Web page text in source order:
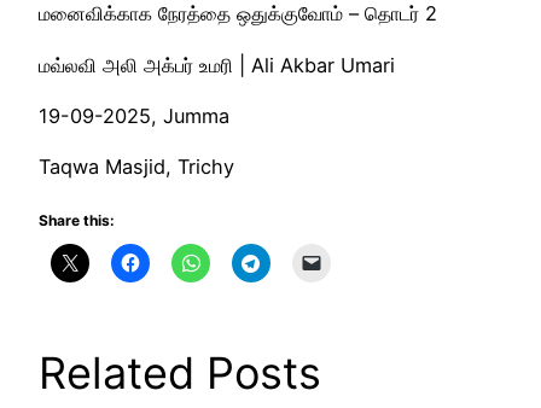
மனைவிக்காக நேரத்தை ஒதுக்குவோம் – தொடர் 2
மவ்லவி அலி அக்பர் உமரி | Ali Akbar Umari
19-09-2025, Jumma
Taqwa Masjid, Trichy
Share this:
Related Posts